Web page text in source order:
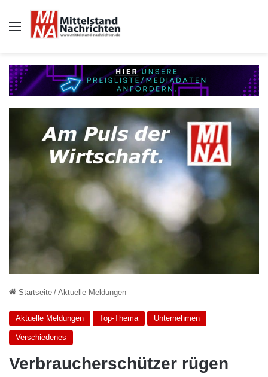
Auswahl
Startseite / Aktuelle Meldungen
Aktuelle Meldungen Top-Thema Unternehmen
Verschiedenes
Verbraucherschützer rügen